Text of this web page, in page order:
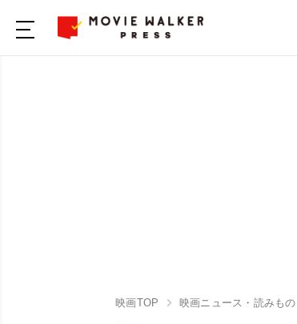
映画TOP 映画ニュース・読みもの